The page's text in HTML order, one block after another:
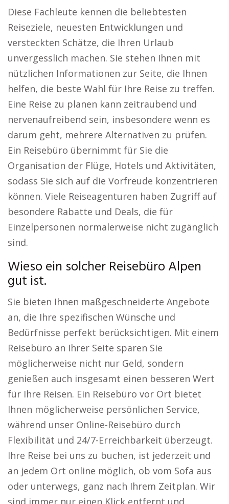
Diese Fachleute kennen die beliebtesten
Reiseziele, neuesten Entwicklungen und
versteckten Schätze, die Ihren Urlaub
unvergesslich machen. Sie stehen Ihnen mit
nützlichen Informationen zur Seite, die Ihnen
helfen, die beste Wahl für Ihre Reise zu treffen.
Eine Reise zu planen kann zeitraubend und
nervenaufreibend sein, insbesondere wenn es
darum geht, mehrere Alternativen zu prüfen.
Ein Reisebüro übernimmt für Sie die
Organisation der Flüge, Hotels und Aktivitäten,
sodass Sie sich auf die Vorfreude konzentrieren
können. Viele Reiseagenturen haben Zugriff auf
besondere Rabatte und Deals, die für
Einzelpersonen normalerweise nicht zugänglich
sind.
Wieso ein solcher Reisebüro Alpen
gut ist.
Sie bieten Ihnen maßgeschneiderte Angebote
an, die Ihre spezifischen Wünsche und
Bedürfnisse perfekt berücksichtigen. Mit einem
Reisebüro an Ihrer Seite sparen Sie
möglicherweise nicht nur Geld, sondern
genießen auch insgesamt einen besseren Wert
für Ihre Reisen. Ein Reisebüro vor Ort bietet
Ihnen möglicherweise persönlichen Service,
während unser Online-Reisebüro durch
Flexibilität und 24/7-Erreichbarkeit überzeugt.
Ihre Reise bei uns zu buchen, ist jederzeit und
an jedem Ort online möglich, ob vom Sofa aus
oder unterwegs, ganz nach Ihrem Zeitplan. Wir
sind immer nur einen Klick entfernt und